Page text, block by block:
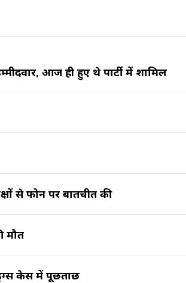
आज ही हुए थे पार्टी में शामिल
से फोन पर बातचीत की
मौत
केस में पूछताछ